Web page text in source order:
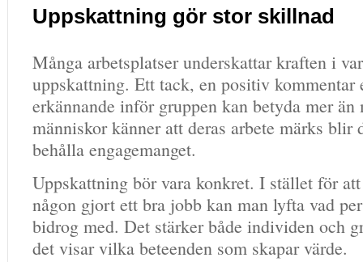
Uppskattning gör stor skillnad
Många arbetsplatser underskattar kraften i
uppskattning. Ett tack, en positiv kommentar
erkännande inför gruppen kan betyda mer än
människor känner att deras arbete märks blir
behålla engagemanget.
Uppskattning bör vara konkret. I stället för att
någon gjort ett bra jobb kan man lyfta vad
bidrog med. Det stärker både individen och
det visar vilka beteenden som skapar värde.